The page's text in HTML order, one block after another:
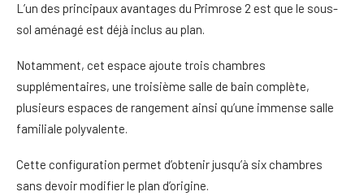
L’un des principaux avantages du Primrose 2 est que le sous-
sol aménagé est déjà inclus au plan.
Notamment, cet espace ajoute trois chambres
supplémentaires, une troisième salle de bain complète,
plusieurs espaces de rangement ainsi qu’une immense salle
familiale polyvalente.
Cette configuration permet d’obtenir jusqu’à six chambres
sans devoir modifier le plan d’origine.